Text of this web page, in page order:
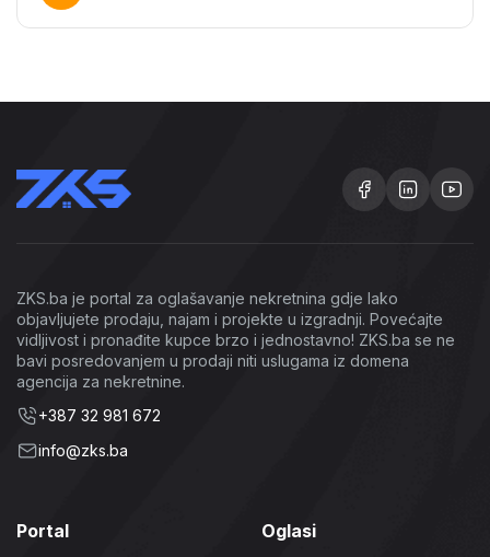
ZKS.ba je portal za oglašavanje nekretnina gdje lako
objavljujete prodaju, najam i projekte u izgradnji. Povećajte
vidljivost i pronađite kupce brzo i jednostavno! ZKS.ba se ne
bavi posredovanjem u prodaji niti uslugama iz domena
agencija za nekretnine.
+387 32 981 672
info@zks.ba
Portal Oglasi